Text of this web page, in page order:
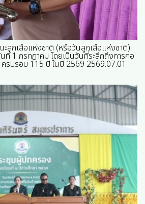
ลูกเสือแห่งชาติ (หรือวันลูกเสือแห่งชาติ)
ที่ 1 กรกฎาคม โดยเป็นวันที่ระลึกถึงการก่อ
รบรอบ 115 ปี ในปี 2569 2569.07.01